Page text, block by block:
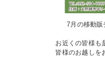
7月の移動販
お近くの皆様も
皆様のお越しを